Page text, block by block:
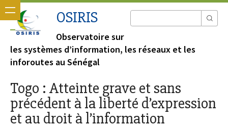
OSIRIS
Observatoire sur
les systèmes d’information, les réseaux et les
inforoutes au Sénégal
Togo : Atteinte grave et sans
précédent à la liberté d’expression
et au droit à l’information